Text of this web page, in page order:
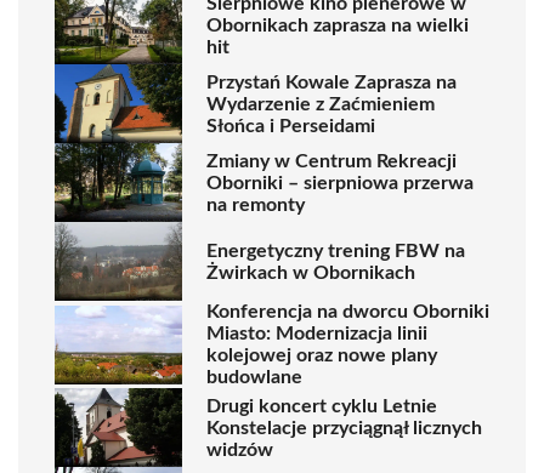
Obornikach zaprasza na wielki
hit
Przystań Kowale Zaprasza na
Wydarzenie z Zaćmieniem
Słońca i Perseidami
Zmiany w Centrum Rekreacji
Oborniki – sierpniowa przerwa
na remonty
Energetyczny trening FBW na
Żwirkach w Obornikach
Konferencja na dworcu Oborniki
Miasto: Modernizacja linii
kolejowej oraz nowe plany
budowlane
Drugi koncert cyklu Letnie
Konstelacje przyciągnął licznych
widzów